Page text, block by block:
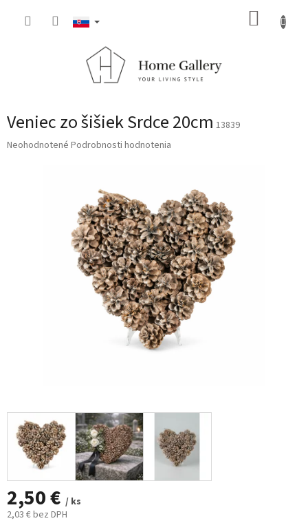
Veniec zo šišiek Srdce 20cm 13839
Priemerné
Neohodnotené Podrobnosti hodnotenia
2,50 € / ks
2,03 € bez DPH